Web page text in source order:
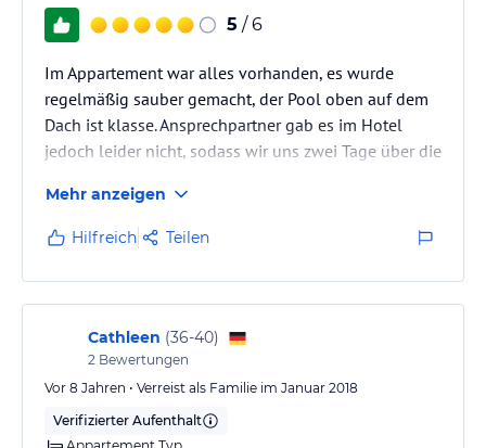
5 / 6
Im Appartement war alles vorhanden, es wurde
regelmäßig sauber gemacht, der Pool oben auf dem
Dach ist klasse. Ansprechpartner gab es im Hotel
jedoch leider nicht, sodass wir uns zwei Tage über die
mussten. Die Appartements sind sehr unterschiedlich.
Es gibt kleine und größere, manche sind hell und
man kann das Meer sehen, andere liegen nach hinten
raus und man schaut gegen den Berg. Also kann man
Glück oder Pech haben. W-lan konnten wir in unseren
Zimmern nicht…
Mehr anzeigen
Hilfreich Teilen
Cathleen (36-40)
2 Bewertungen
Vor 8 Jahren • Verreist als Familie im Januar 2018
Verifizierter Aufenthalt